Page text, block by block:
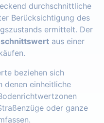
durchschnittliche
Berücksichtigung des
ermittelt. Der
aus einer
beziehen sich
denen einheitliche
oder ganze